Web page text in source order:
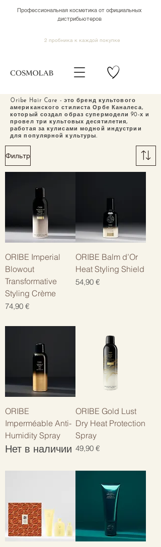
Профессиональная косметика от официальных
дистрибьютеров
2 пробника к каждой покупке
Oribe Hair Care - это бренд культового
американского стилиста Орбе Каналеса,
который создал образ супермодели 90-х и
провел три культовых десятилетия,
работая за кулисами модной индустрии
для популярной культуры.
Фильтр
ORIBE Imperial
Blowout
Transformative
Styling Crème
Цена
74,90 €
ORIBE Balm d’Or
Heat Styling Shield
Цена
54,90 €
ORIBE
Imperméable Anti-
Humidity Spray
Нет в наличии
ORIBE Gold Lust
Dry Heat Protection
Spray
Цена
49,90 €